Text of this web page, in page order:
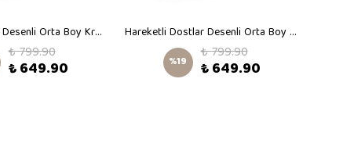
Monster Truck Desenli Orta Boy Kreş Çantası
₺ 799.90
₺ 649.90
Hareketli Dostlar Desenli Orta Boy Kreş Çantası
%19 ₺ 799.90
₺ 649.90